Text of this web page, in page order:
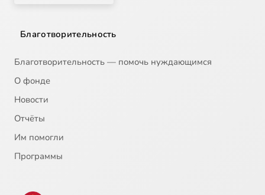
Благотворительность
Благотворительность — помочь нуждающимся
О фонде
Новости
Отчёты
Им помогли
Программы